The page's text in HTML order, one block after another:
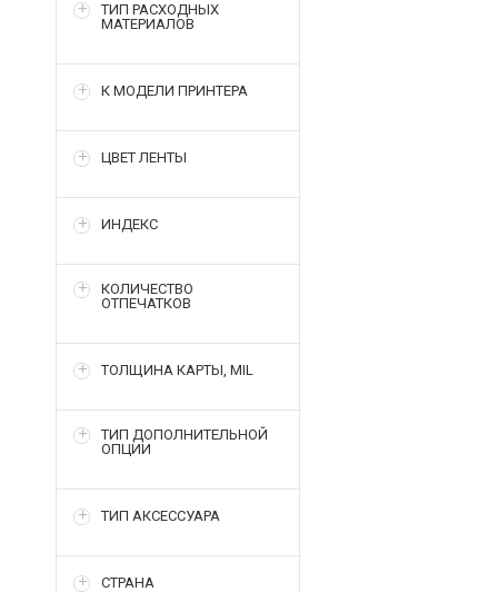
ТИП РАСХОДНЫХ
МАТЕРИАЛОВ
К МОДЕЛИ ПРИНТЕРА
ЦВЕТ ЛЕНТЫ
ИНДЕКС
КОЛИЧЕСТВО
ОТПЕЧАТКОВ
ТОЛЩИНА КАРТЫ, MIL
ТИП ДОПОЛНИТЕЛЬНОЙ
ОПЦИИ
ТИП АКСЕССУАРА
СТРАНА